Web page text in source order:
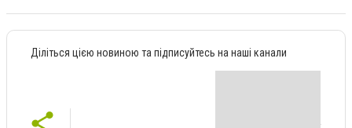
Діліться цією новиною та підписуйтесь на наші канали